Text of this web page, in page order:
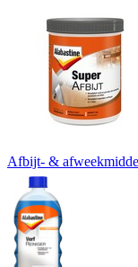
Afbijt- &